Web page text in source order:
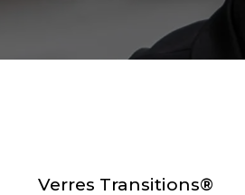
Verres Transitions®